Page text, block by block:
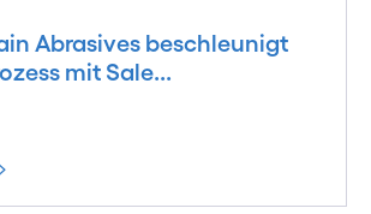
Abrasives beschleunigt
mit Sale...